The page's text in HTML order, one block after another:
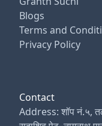
Blogs
Terms and
Privacy Policy
Contact
Address: शॉप नं.५,